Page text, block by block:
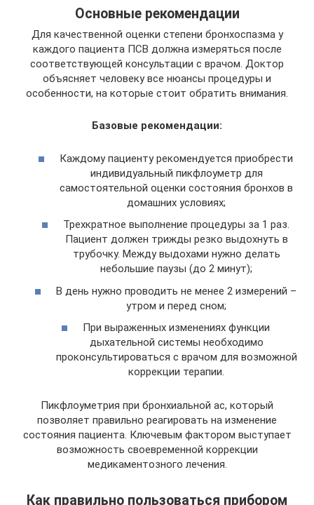
Основные рекомендации
Для качественной оценки степени бронхоспазма у
каждого пациента ПСВ должна измеряться после
соответствующей консультации с врачом. Доктор
объясняет человеку все нюансы процедуры и
особенности, на которые стоит обратить внимания.
Базовые рекомендации:
Каждому пациенту рекомендуется приобрести
индивидуальный пикфлоуметр для
самостоятельной оценки состояния бронхов в
домашних условиях;
Трехкратное выполнение процедуры за 1 раз.
Пациент должен трижды резко выдохнуть в
трубочку. Между выдохами нужно делать
небольшие паузы (до 2 минут);
В день нужно проводить не менее 2 измерений –
утром и перед сном;
При выраженных изменениях функции
дыхательной системы необходимо
проконсультироваться с врачом для возможной
коррекции терапии.
Пикфлоуметрия при бронхиальной ас, который
позволяет правильно реагировать на изменение
состояния пациента. Ключевым фактором выступает
возможность своевременной коррекции
медикаментозного лечения.
Как правильно пользоваться прибором